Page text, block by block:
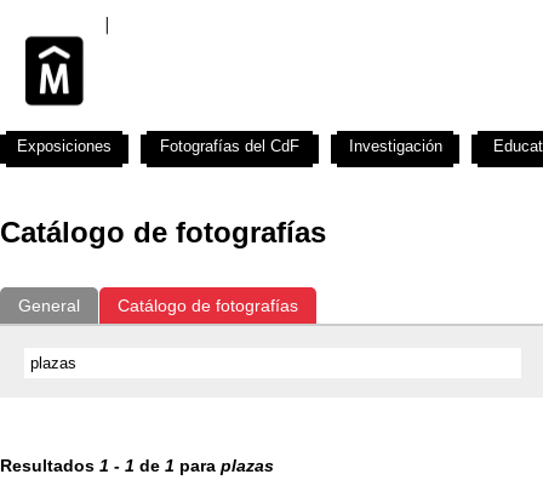
Catálogo de fotografías
General Catálogo de fotografías
Resultados 1 - 1 de 1 para plazas
Exposiciones Fotografías del CdF Investigación